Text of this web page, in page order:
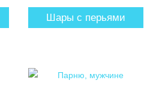
Шары с перьями